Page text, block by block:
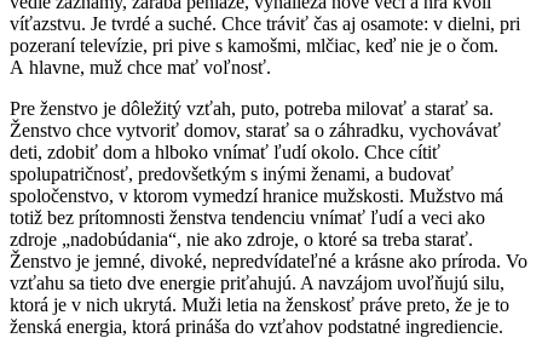
víťazstvu. Je tvrdé a suché. Chce tráviť čas aj osamote: v dielni, pri
pozeraní televízie, pri pive s kamošmi, mlčiac, keď nie je o čom.
A hlavne, muž chce mať voľnosť.
Pre ženstvo je dôležitý vzťah, puto, potreba milovať a starať sa.
Ženstvo chce vytvoriť domov, starať sa o záhradku, vychovávať
deti, zdobiť dom a hlboko vnímať ľudí okolo. Chce cítiť
spolupatričnosť, predovšetkým s inými ženami, a budovať
spoločenstvo, v ktorom vymedzí hranice mužskosti. Mužstvo má
totiž bez prítomnosti ženstva tendenciu vnímať ľudí a veci ako
zdroje „nadobúdania“, nie ako zdroje, o ktoré sa treba starať.
Ženstvo je jemné, divoké, nepredvídateľné a krásne ako príroda. Vo
vzťahu sa tieto dve energie priťahujú. A navzájom uvoľňujú silu,
ktorá je v nich ukrytá. Muži letia na ženskosť práve preto, že je to
ženská energia, ktorá prináša do vzťahov podstatné ingrediencie.